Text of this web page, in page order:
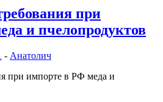
при
и пчелопродуктов
- Анатолич
при импорте в РФ меда и